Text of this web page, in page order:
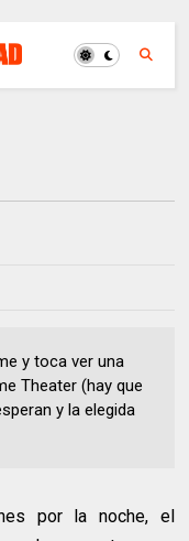
y toca ver una
Theater (hay que
y la elegida
por la noche, el